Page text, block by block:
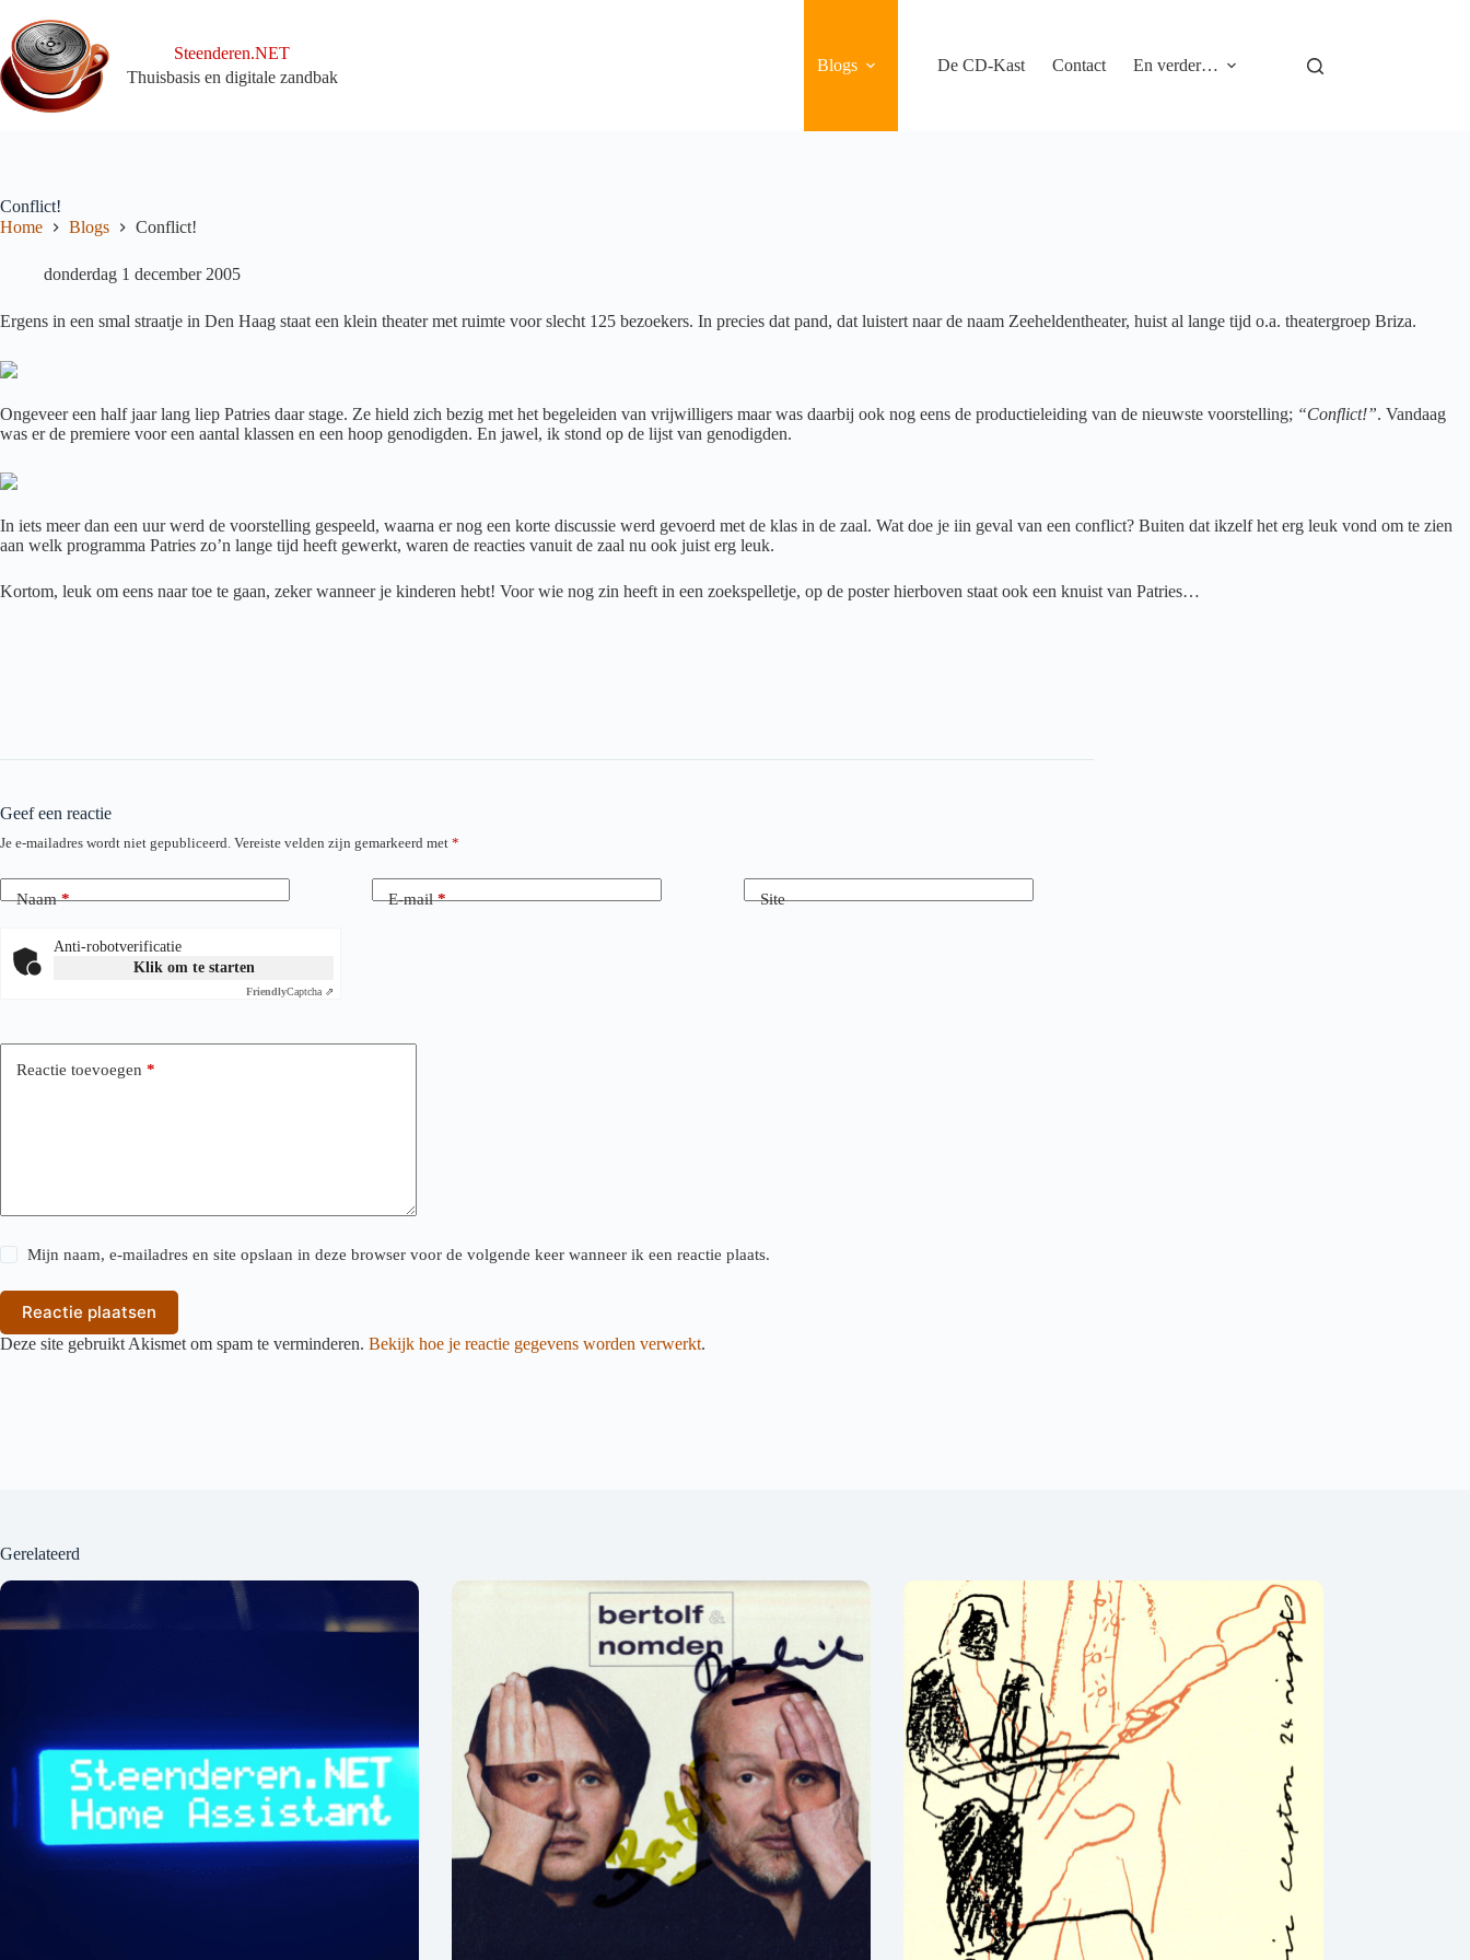
naar
de
inhoud
Steenderen.NET
Thuisbasis en digitale zandbak
Blogs De CD-Kast Contact En verder…
Conflict!
Home
Blogs Conflict!
donderdag 1 december 2005
Ergens in een smal straatje in Den Haag staat een klein theater met ruimte voor slecht 125 bezoekers. In precies dat pand, dat luistert naar de naam Zeeheldentheater, huist al lange tijd o.a. theatergroep Briza.
Ongeveer een half jaar lang liep Patries daar stage. Ze hield zich bezig met het begeleiden van vrijwilligers maar was daarbij ook nog eens de productieleiding van de nieuwste voorstelling; “Conflict!”. Vandaag
was er de premiere voor een aantal klassen en een hoop genodigden. En jawel, ik stond op de lijst van genodigden.
In iets meer dan een uur werd de voorstelling gespeeld, waarna er nog een korte discussie werd gevoerd met de klas in de zaal. Wat doe je iin geval van een conflict? Buiten dat ikzelf het erg leuk vond om te zien
aan welk programma Patries zo’n lange tijd heeft gewerkt, waren de reacties vanuit de zaal nu ook juist erg leuk.
Kortom, leuk om eens naar toe te gaan, zeker wanneer je kinderen hebt! Voor wie nog zin heeft in een zoekspelletje, op de poster hierboven staat ook een knuist van Patries…
Geef een reactie
Je e-mailadres wordt niet gepubliceerd. Vereiste velden zijn gemarkeerd met *
Naam* E-mail* Site
Anti-robotverificatie
Klik om te starten
FriendlyCaptcha ⇗
Reactie toevoegen *
Mijn naam, e-mailadres en site opslaan in deze browser voor de volgende keer wanneer ik een reactie plaats.
Reactie plaatsen
Deze site gebruikt Akismet om spam te verminderen. Bekijk hoe je reactie gegevens worden verwerkt.
Gerelateerd